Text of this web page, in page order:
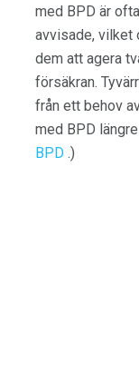
med BPD är
avvisade, vilket
dem att agera
försäkran.
från ett behov
med BPD
BPD .)